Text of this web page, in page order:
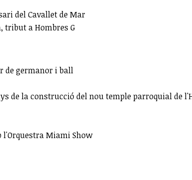
del Cavallet de Mar
tribut a Hombres G
de germanor i ball
de la construcció del nou temple parroquial de
l'Orquestra Miami Show